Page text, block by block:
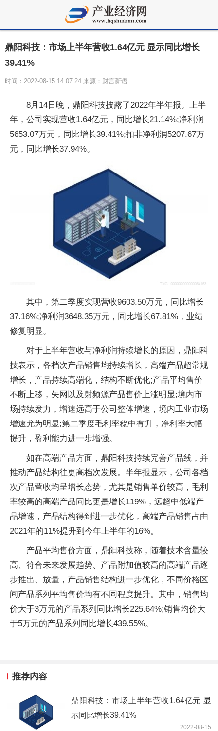
鼎阳科技：市场上半年营收1.64亿元 显示同比增长
39.41%
时间：2022-08-15 14:07:24 来源：财言新语
8月14日晚，鼎阳科技披露了2022年半年报。上半
年，公司实现营收1.64亿元，同比增长21.14%;净利润
5653.07万元，同比增长39.41%;扣非净利润5207.67万
元，同比增长37.94%。
其中，第二季度实现营收9603.50万元，同比增长
37.16%;净利润3648.35万元，同比增长67.81%，业绩
修复明显。
对于上半年营收与净利润持续增长的原因，鼎阳科
技表示，各档次产品销售均持续增长，高端产品超常规
增长，产品持续高端化，结构不断优化;产品平均售价
不断上移，矢网以及射频源产品售价上涨明显;境内市
场持续发力，增速远高于公司整体增速，境内工业市场
增速尤为明显;第二季度毛利率稳中有升，净利率大幅
提升，盈利能力进一步增强。
如在高端产品方面，鼎阳科技持续完善产品线，并
推动产品结构往更高档次发展。半年报显示，公司各档
次产品营收均呈增长态势，尤其是销售单价较高，毛利
率较高的高端产品同比更是增长119%，远超中低端产
品增速，产品结构得到进一步优化，高端产品销售占由
2021年的11%提升到今年上半年的16%。
产品平均售价方面，鼎阳科技称，随着技术含量较
高、符合未来发展趋势、产品附加值较高的高端产品逐
步推出、放量，产品销售结构进一步优化，不同价格区
间产品系列平均售价均有不同程度提升。其中，销售均
价大于3万元的产品系列同比增长225.64%;销售均价大
于5万元的产品系列同比增长439.55%。
推荐内容
鼎阳科技：市场上半年营收1.64亿元 显
示同比增长39.41%
2022-08-15